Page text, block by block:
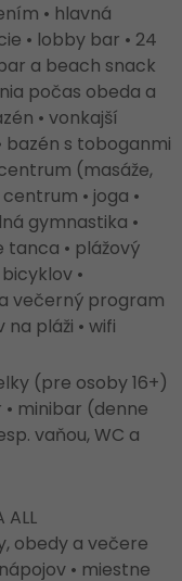
• hlavná
• lobby bar • 24
a beach snack
počas obeda a
• vonkajší
bazén s toboganmi
(masáže,
• joga •
gymnastika •
tanca • plážový
•
večerný program
pláži • wifi
(pre osoby 16+)
• minibar (denne
vaňou, WC a
ALL
obedy a večere
• miestne